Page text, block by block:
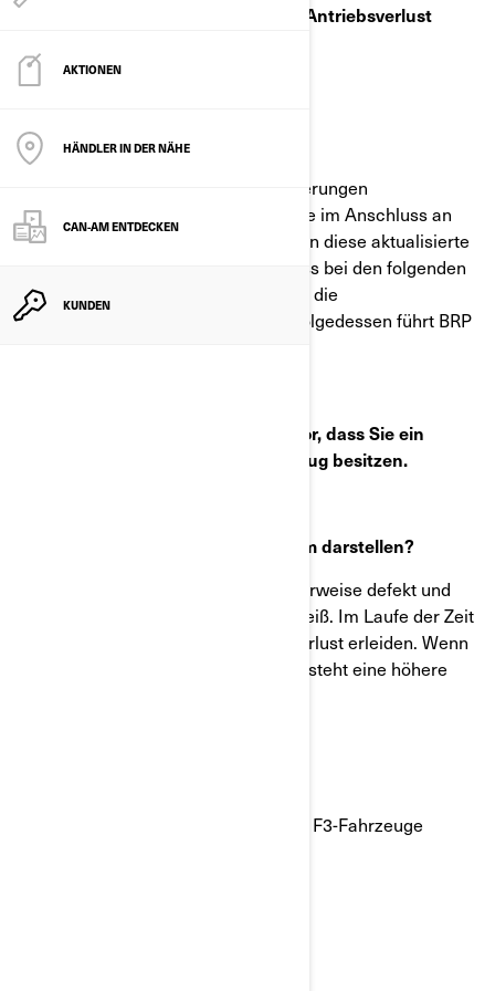
AKTIONEN
HÄNDLER IN DER NÄHE
CAN-AM ENTDECKEN
KUNDEN
Vorderes Riemenrad – potenzieller Antriebsverlust
in Übereinstimmung mit den Anforderungen
entsprechender Gesetze erhalten Sie im Anschluss an
die vorige Mitteilung im Mai 2022 nun diese aktualisierte
Mitteilung. BRP hat entschieden, dass bei den folgenden
Fahrzeugen ein Mangel in Bezug auf die
Kraftfahrzeugsicherheit vorliegt. Infolgedessen führt BRP
Aus unseren Unterlagen geht hervor, dass Sie ein
möglicherweise betroffenes Fahrzeug besitzen.
Was könnte das potenzielle Problem darstellen?
Das vordere Riemenrad ist möglicherweise defekt und
unterliegt einem vorzeitigen Verschleiß. Im Laufe der Zeit
kann das Fahrzeug einen Antriebsverlust erleiden. Wenn
ein Fahrzeug den Antrieb verliert, besteht eine höhere
Bestimmte Can-Am® Spyder RT- und F3-Fahrzeuge